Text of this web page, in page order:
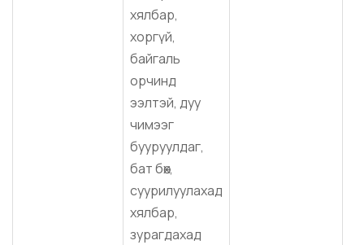
хялбар,
хоргүй,
байгаль
орчинд
ээлтэй, дуу
чимээг
бууруулдаг,
бат бөх,
суурилуулахад
хялбар,
зурагдахад